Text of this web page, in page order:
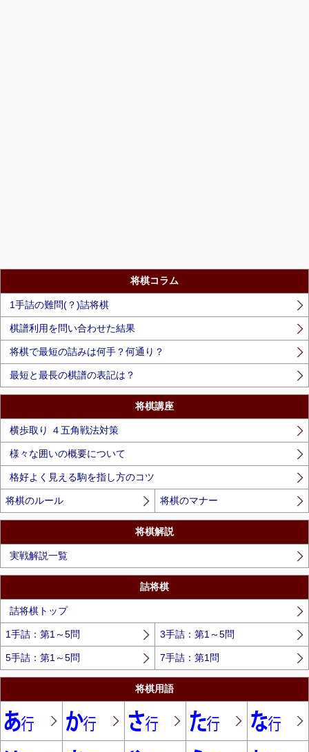
将棋コラム
1手詰の難問(？)詰将棋
棋譜利用を問い合わせた結果
将棋で最短の詰みは何手？何通り？
最短と最長の棋譜の表記は？
将棋講座
横歩取り ４五角戦法対策
様々な囲いの概要について
格好よく見える駒を指し方のコツ
将棋のルール 将棋のマナー
将棋解説
実戦解説一覧
詰将棋
詰将棋トップ
1手詰：第1～5問 3手詰：第1～5問
5手詰：第1～5問 7手詰：第1問
将棋用語